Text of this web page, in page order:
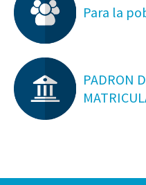
Para la
PADRON